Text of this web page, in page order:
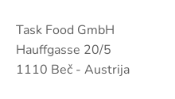
Task Food GmbH
Hauffgasse 20/5
1110 Beč - Austrija